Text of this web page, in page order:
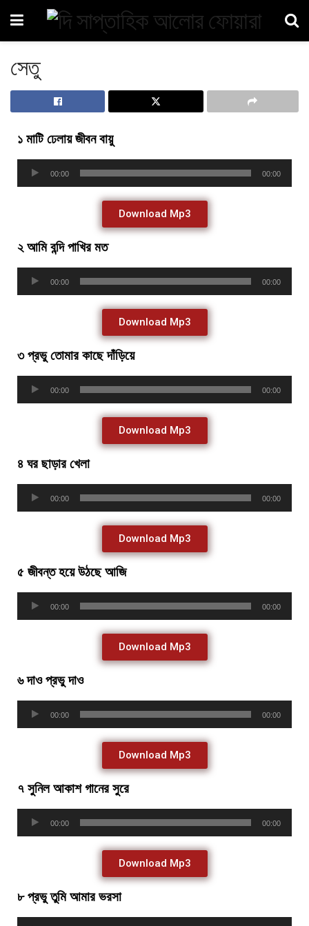
সেতু
১ মাটি ঢেলায় জীবন বায়ু
00:00 00:00
Download Mp3
২ আমি বন্দি পাখির মত
00:00 00:00
Download Mp3
৩ প্রভু তোমার কাছে দাঁড়িয়ে
00:00 00:00
Download Mp3
৪ ঘর ছাড়ার খেলা
00:00 00:00
Download Mp3
৫ জীবন্ত হয়ে উঠছে আজি
00:00 00:00
Download Mp3
৬ দাও প্রভু দাও
00:00 00:00
Download Mp3
৭ সুনিল আকাশ গানের সুরে
00:00 00:00
Download Mp3
৮ প্রভু তুমি আমার ভরসা